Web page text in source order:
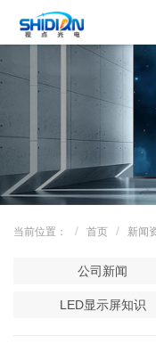
当前位置： 首页 新闻
公司新闻
LED显示屏知识